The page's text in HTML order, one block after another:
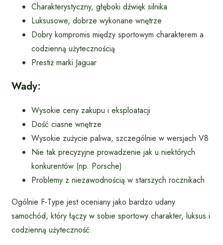
Charakterystyczny, głęboki dźwięk silnika
Luksusowe, dobrze wykonane wnętrze
Dobry kompromis między sportowym charakterem a
codzienną użytecznością
Prestiż marki Jaguar
Wady:
Wysokie ceny zakupu i eksploatacji
Dość ciasne wnętrze
Wysokie zużycie paliwa, szczególnie w wersjach V8
Nie tak precyzyjne prowadzenie jak u niektórych
konkurentów (np. Porsche)
Problemy z niezawodnością w starszych rocznikach
Ogólnie F-Type jest oceniany jako bardzo udany
samochód, który łączy w sobie sportowy charakter, luksus i
codzienną użyteczność.